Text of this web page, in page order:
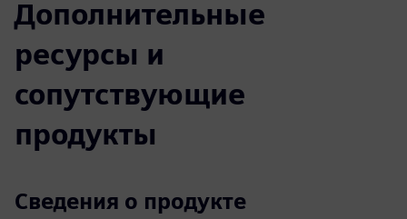
Дополнительные
ресурсы и
сопутствующие
продукты
Сведения о продукте